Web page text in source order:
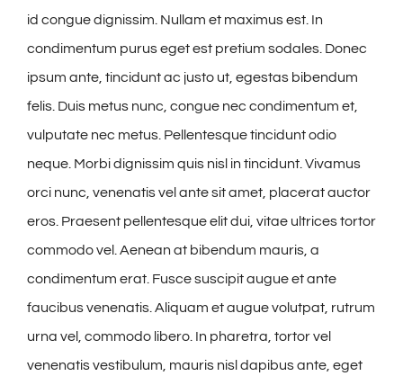
id congue dignissim. Nullam et maximus est. In
condimentum purus eget est pretium sodales. Donec
ipsum ante, tincidunt ac justo ut, egestas bibendum
felis. Duis metus nunc, congue nec condimentum et,
vulputate nec metus. Pellentesque tincidunt odio
neque. Morbi dignissim quis nisl in tincidunt. Vivamus
orci nunc, venenatis vel ante sit amet, placerat auctor
eros. Praesent pellentesque elit dui, vitae ultrices tortor
commodo vel. Aenean at bibendum mauris, a
condimentum erat. Fusce suscipit augue et ante
faucibus venenatis. Aliquam et augue volutpat, rutrum
urna vel, commodo libero. In pharetra, tortor vel
venenatis vestibulum, mauris nisl dapibus ante, eget